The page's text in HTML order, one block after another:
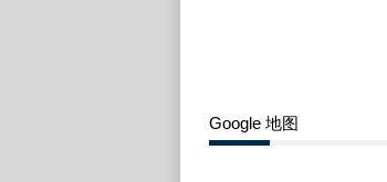
Google 地图